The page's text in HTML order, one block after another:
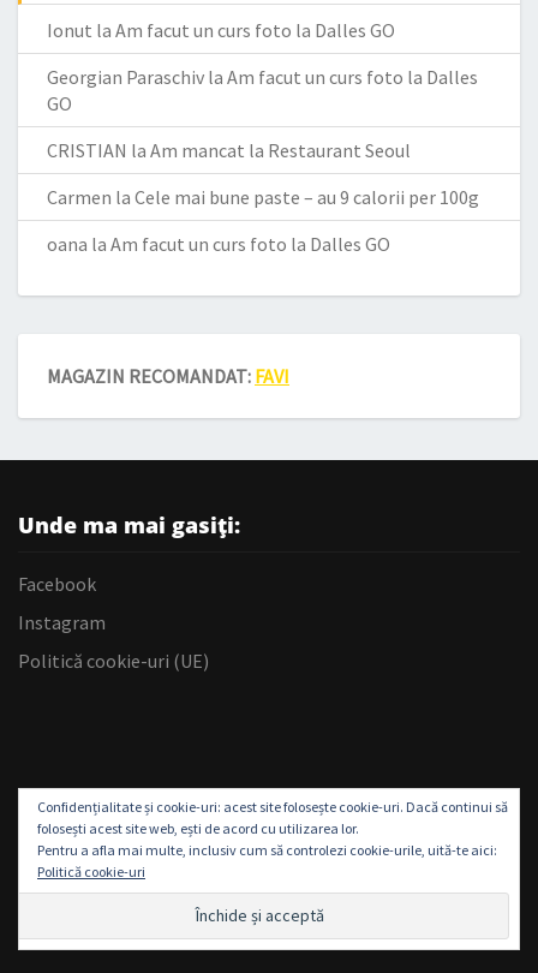
Ionut la Am facut un curs foto la Dalles GO
Georgian Paraschiv la Am facut un curs foto la Dalles
GO
CRISTIAN la Am mancat la Restaurant Seoul
Carmen la Cele mai bune paste – au 9 calorii per 100g
oana la Am facut un curs foto la Dalles GO
MAGAZIN RECOMANDAT: FAVI
Unde ma mai gasiți:
Facebook
Instagram
Politică cookie-uri (UE)
Confidențialitate și cookie-uri: acest site folosește cookie-uri. Dacă continui să
folosești acest site web, ești de acord cu utilizarea lor.
Pentru a afla mai multe, inclusiv cum să controlezi cookie-urile, uită-te aici:
Politică cookie-uri